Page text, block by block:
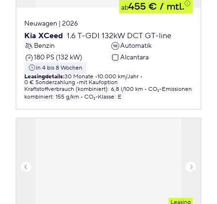
ab455 € / mtl.
Neuwagen | 2026
Kia XCeed 1.6 T-GDI 132kW DCT GT-line
Benzin
Automatik
180 PS (132 kW)
Alcantara
in 4 bis 8 Wochen
Leasingdetails:30 Monate 10.000 km/Jahr
0 € Sonderzahlung
mit Kaufoption
Kraftstoffverbrauch (kombiniert): 6,8 l/100 km
CO₂-Emissionen
kombiniert: 155 g/km CO₂-Klasse: E
Leasing